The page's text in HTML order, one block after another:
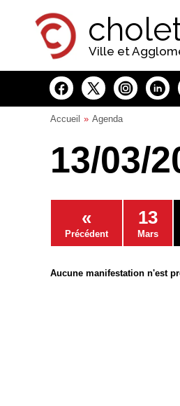
Ville et
Accueil Agenda
13/03/
«
Précédent
13
Mars
Aucune manifestation n'est